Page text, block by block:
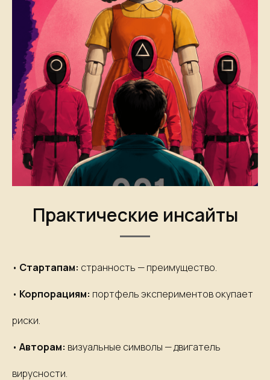
Практические инсайты
• Стартапам: странность — преимущество.
• Корпорациям: портфель экспериментов окупает
риски.
• Авторам: визуальные символы — двигатель
вирусности.